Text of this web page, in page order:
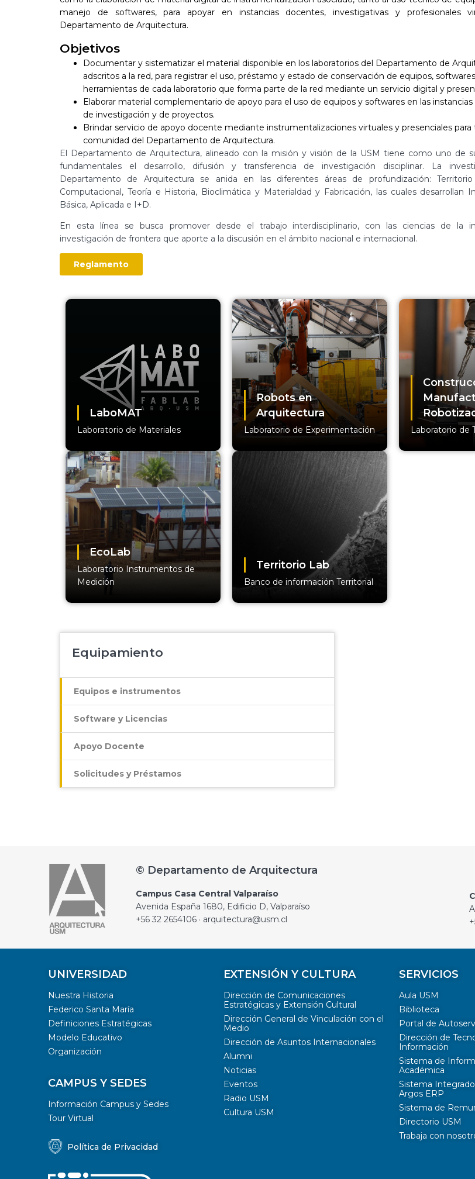
manejo de softwares, para apoyar en instancias docentes, investigativas y profesionales
Departamento de Arquitectura.
Objetivos
Documentar y sistematizar el material disponible en los laboratorios del Departamento de
adscritos a la red, para registrar el uso, préstamo y estado de conservación de equipos,
herramientas de cada laboratorio que forma parte de la red mediante un servicio digital y
Elaborar material complementario de apoyo para el uso de equipos y softwares en las
de investigación y de proyectos.
Brindar servicio de apoyo docente mediante instrumentalizaciones virtuales y presenciales para
comunidad del Departamento de Arquitectura.
El Departamento de Arquitectura, alineado con la misión y visión de la USM tiene como uno de
fundamentales el desarrollo, difusión y transferencia de investigación disciplinar. La
Departamento de Arquitectura se anida en las diferentes áreas de profundización:
Computacional, Teoría e Historia, Bioclimática y Materialdad y Fabricación, las cuales desarrollan
Básica, Aplicada e I+D.
En esta línea se busca promover desde el trabajo interdisciplinario, con las ciencias de la
investigación de frontera que aporte a la discusión en el ámbito nacional e internacional.
Reglamento
LaboMAT
Laboratorio de Materiales
EcoLab
Laboratorio Instrumentos de
Medición
Robots en
Arquitectura
Laboratorio de Experimentación
Territorio Lab
Banco de información Territorial
Laboratorio de
Equipamiento
Equipos e instrumentos
Software y Licencias
Apoyo Docente
Solicitudes y Préstamos
© Departamento de Arquitectura
Campus Casa Central Valparaíso
Avenida España 1680, Edificio D, Valparaíso
+56 32 2654106 · arquitectura@usm.cl
UNIVERSIDAD
Nuestra Historia
Federico Santa María
Definiciones Estratégicas
Modelo Educativo
Organización
CAMPUS Y SEDES
Información Campus y Sedes
Tour Virtual
Política de Privacidad
EXTENSIÓN Y CULTURA
Dirección de Comunicaciones
Estratégicas y Extensión Cultural
Dirección General de Vinculación con el
Medio
Dirección de Asuntos Internacionales
Alumni
Noticias
Eventos
Radio USM
Cultura USM
SERVICIOS
Aula USM
Biblioteca
Portal de
Dirección de
Información
Sistema de
Académica
Sistema
Argos ERP
Sistema de
Directorio USM
Trabaja con